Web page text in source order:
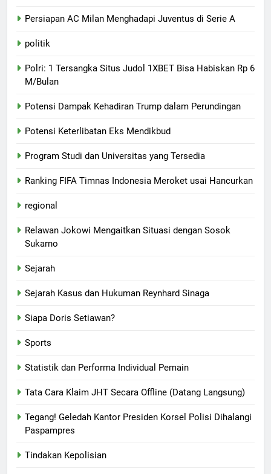
Persiapan AC Milan Menghadapi Juventus di Serie A
politik
Polri: 1 Tersangka Situs Judol 1XBET Bisa Habiskan Rp 6
M/Bulan
Potensi Dampak Kehadiran Trump dalam Perundingan
Potensi Keterlibatan Eks Mendikbud
Program Studi dan Universitas yang Tersedia
Ranking FIFA Timnas Indonesia Meroket usai Hancurkan
regional
Relawan Jokowi Mengaitkan Situasi dengan Sosok
Sukarno
Sejarah
Sejarah Kasus dan Hukuman Reynhard Sinaga
Siapa Doris Setiawan?
Sports
Statistik dan Performa Individual Pemain
Tata Cara Klaim JHT Secara Offline (Datang Langsung)
Tegang! Geledah Kantor Presiden Korsel Polisi Dihalangi
Paspampres
Tindakan Kepolisian